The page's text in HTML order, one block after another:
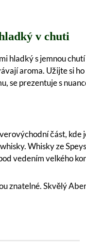
v chuti
hladký s jemnou
aroma. Užijte si
se prezentuje s
část,
Whisky ze
vedením velkého
znatelné. Skvělý